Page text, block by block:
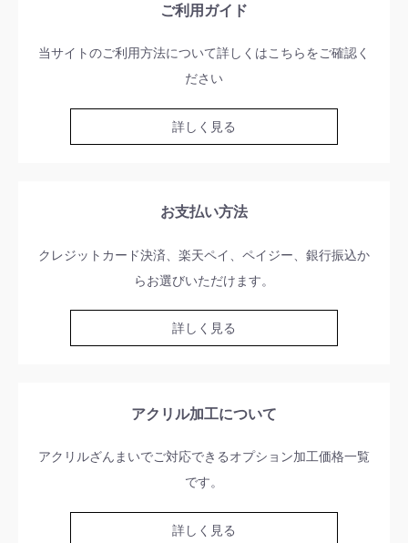
ご利用ガイド
当サイトのご利用方法について詳しくはこちらをご確認く
ださい
詳しく見る
お支払い方法
クレジットカード決済、楽天ペイ、ペイジー、銀行振込か
らお選びいただけます。
詳しく見る
アクリル加工について
アクリルざんまいでご対応できるオプション加工価格一覧
です。
詳しく見る